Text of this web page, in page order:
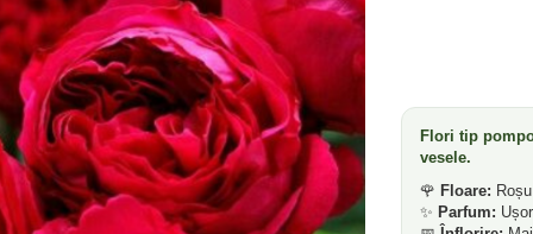
Flori tip
vesele.
🌹 Floare:
✨ Parfum: